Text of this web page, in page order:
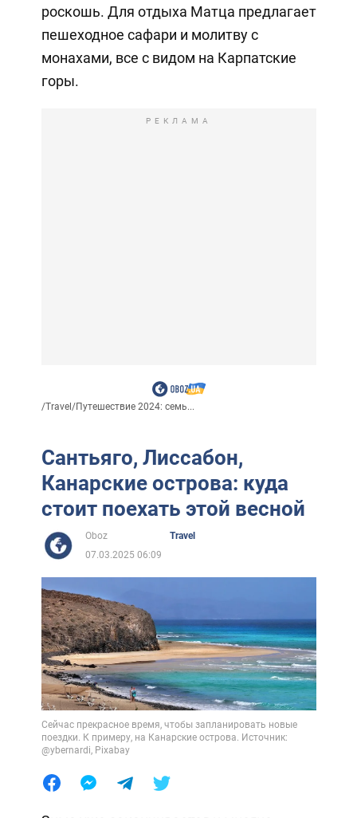
роскошь. Для отдыха Матца предлагает
пешеходное сафари и молитву с
монахами, все с видом на Карпатские
горы.
РЕКЛАМА
/Travel /Путешествие 2024: семь...
Сантьяго, Лиссабон,
Канарские острова: куда
стоит поехать этой весной
Oboz
Travel
07.03.2025 06:09
Сейчас прекрасное время, чтобы запланировать новые
поездки. К примеру, на Канарские острова. Источник:
@ybernardi, Pixabay